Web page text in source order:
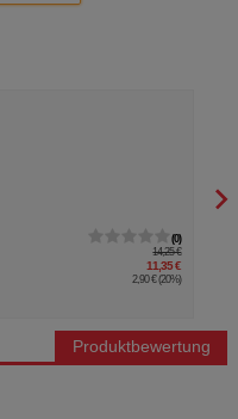
0
14,25 €
11,35 €
2,90 € (20%)
Produktbewertung